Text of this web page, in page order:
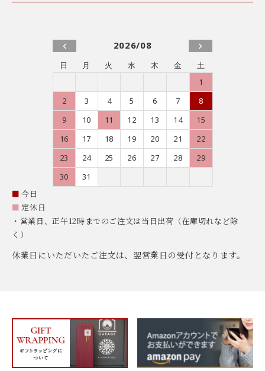
2026/08
日 月 火 水 木 金
土
1
2
3 4 5 6 7
8
9
10 11 12 13 14
15
16
17 18 19 20 21
22
23
24 25 26 27 28
29
30
31
■ 今日
■ 定休日
・営業日、正午12時までのご注文は当日出荷（在庫切れなど除
く）
休業日にいただいたご注文は、翌営業日の受付となります。